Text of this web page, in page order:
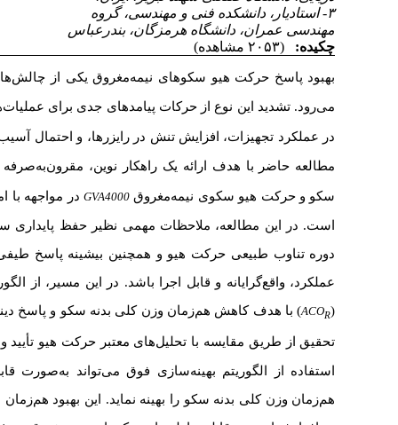
یکی از چالش‌های اساسی و پیچیده در صنعت فراساحل به‌شمار
جدی برای عملیات‌های دریایی به‌ویژه در حوزه حفاری از جمله اختلال
و احتمال آسیب به سیستم‌های مهار به همراه دارد. در این راستا،
نوین، مقرون‌به‌صرفه و کاربردی به بهینه‌سازی دو هدفه وزنکلی بدنه
در مواجهه با امواج شدید۱۰۰ساله در دریای جنوب چین پرداخته
نظیر حفظ پایداری سکوی شناور، محدودیت‌های هندسی، عمق آبخور،
بیشینه پاسخ طیفی در نظر گرفته شد تا طراحی نهایی ضمن حفظ
در این مسیر، از الگوریتم بهینه‌سازی کلونی مورچگان در دامنه پیوسته
سکو و پاسخ دینامیکی سکو استفاده شد. مدل توسعه‌یافته در این
حرکت هیو تأیید و اعتبارسنجی شد. نتایج به‌دست‌آمده نشان داد که
می‌تواند به‌صورت قابل‌توجهی پاسخ دینامیکی سکو را کاهش داده و
این بهبود هم‌زمان در عملکرد و کارایی سازه، می‌تواند نقش بسزایی